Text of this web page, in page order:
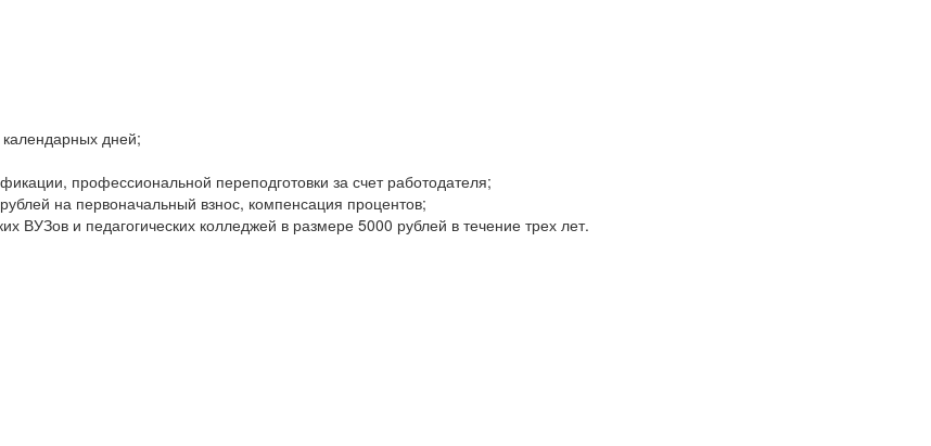
дней;
профессиональной переподготовки за счет работодателя;
на первоначальный взнос, компенсация процентов;
ВУЗов и педагогических колледжей в размере 5000 рублей в течение трех лет.